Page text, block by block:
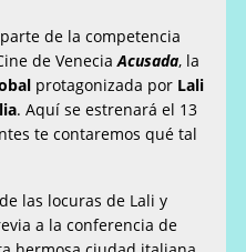
de la competencia
de VeneciaAcusada, la
protagonizada por Lali
. Aquí se estrenará el 13
te contaremos qué tal
las locuras de Lali y
a la conferencia de